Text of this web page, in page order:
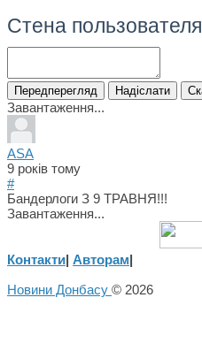
Стена пользователя
Завантаження...
ASA
9 років тому
#
Бандерлоги З 9 ТРАВНЯ!!!
Завантаження...
Контакти| Авторам|
Новини Донбасу © 2026